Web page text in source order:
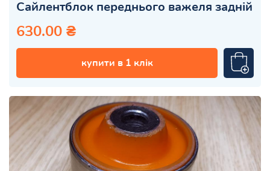
Сайлентблок переднього важеля задній
630.00 ₴
купити в 1 клік